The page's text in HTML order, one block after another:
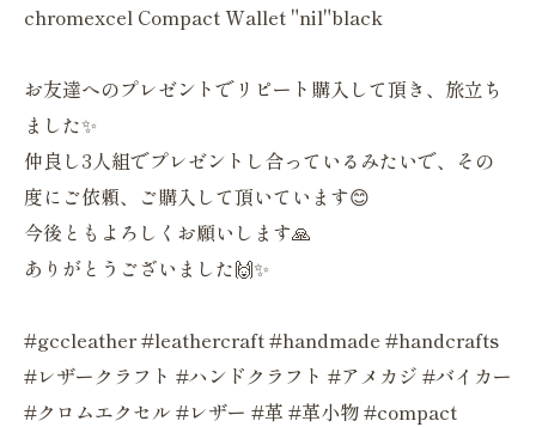
chromexcel Compact Wallet "nil"black
お友達へのプレゼントでリピート購入して頂き、旅立ち
ました✨
仲良し3人組でプレゼントし合っているみたいで、その
度にご依頼、ご購入して頂いています😊
今後ともよろしくお願いします🙏
ありがとうございました🙌✨
#gccleather #leathercraft #handmade #handcrafts
#レザークラフト #ハンドクラフト #アメカジ #バイカー
#クロムエクセル #レザー #革 #革小物 #compact